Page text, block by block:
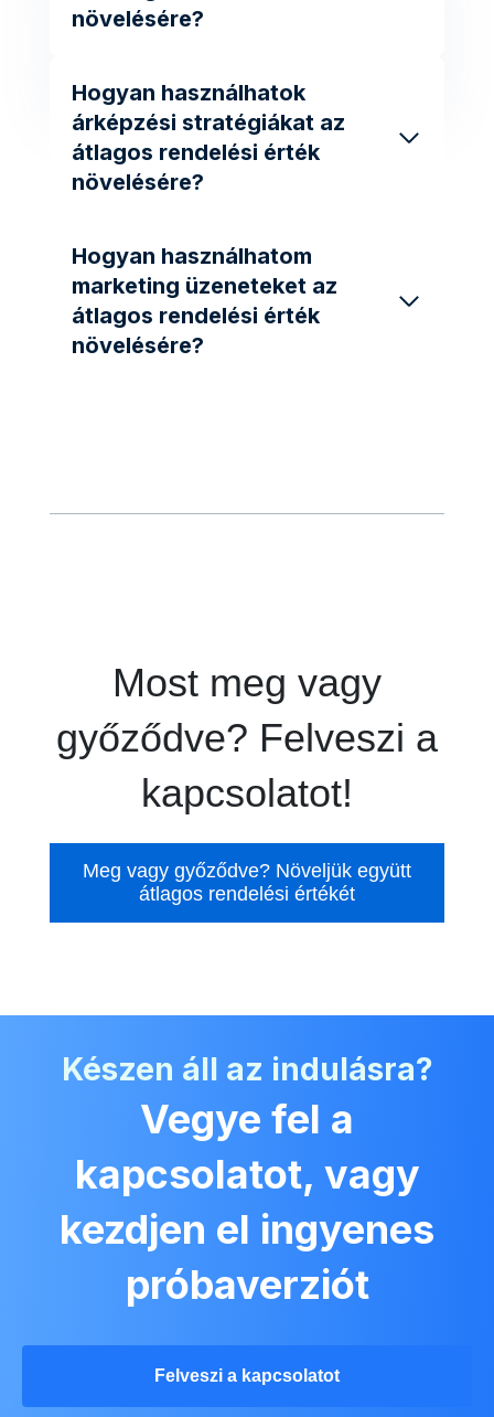
növelésére?
Hogyan használhatok
árképzési stratégiákat az
átlagos rendelési érték
növelésére?
Hogyan használhatom
marketing üzeneteket az
átlagos rendelési érték
növelésére?
Most meg vagy
győződve? Felveszi a
kapcsolatot!
Meg vagy győződve? Növeljük együtt
átlagos rendelési értékét
Készen áll az indulásra?
Vegye fel a
kapcsolatot, vagy
kezdjen el ingyenes
próbaverziót
Felveszi a kapcsolatot